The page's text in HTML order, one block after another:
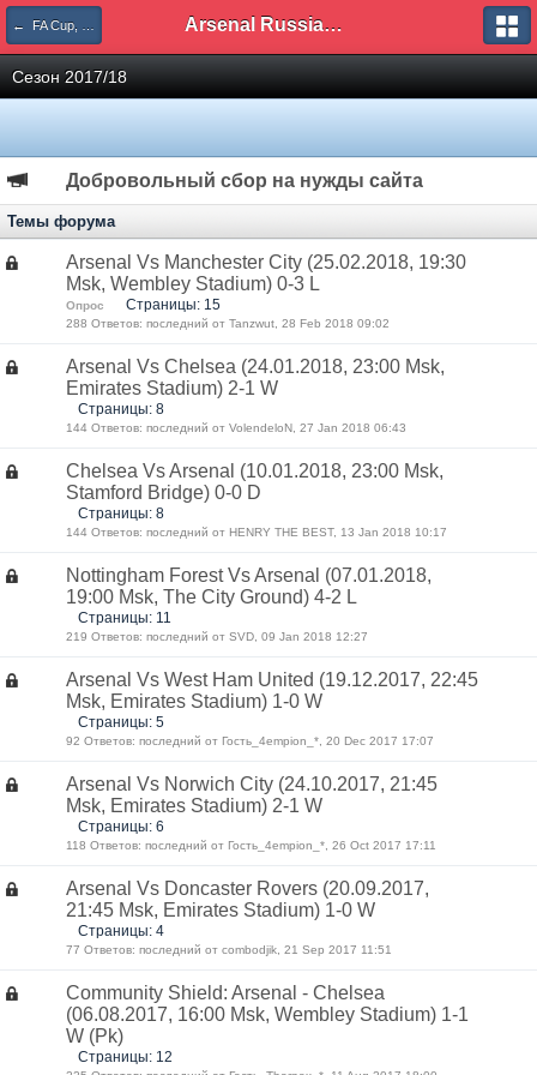
← FA Cup, Carling Cup Arsenal Russian Speaking Supporters Club
Сезон 2017/18
Добровольный сбор на нужды сайта
Темы форума
Arsenal Vs Manchester City (25.02.2018, 19:30
Msk, Wembley Stadium) 0-3 L
Опрос Страницы: 15
288 Ответов: последний от Tanzwut, 28 Feb 2018 09:02
Arsenal Vs Chelsea (24.01.2018, 23:00 Msk,
Emirates Stadium) 2-1 W
Страницы: 8
144 Ответов: последний от VolendeloN, 27 Jan 2018 06:43
Chelsea Vs Arsenal (10.01.2018, 23:00 Msk,
Stamford Bridge) 0-0 D
Страницы: 8
144 Ответов: последний от HENRY THE BEST, 13 Jan 2018 10:17
Nottingham Forest Vs Arsenal (07.01.2018,
19:00 Msk, The City Ground) 4-2 L
Страницы: 11
219 Ответов: последний от SVD, 09 Jan 2018 12:27
Arsenal Vs West Ham United (19.12.2017, 22:45
Msk, Emirates Stadium) 1-0 W
Страницы: 5
92 Ответов: последний от Гость_4empion_*, 20 Dec 2017 17:07
Arsenal Vs Norwich City (24.10.2017, 21:45
Msk, Emirates Stadium) 2-1 W
Страницы: 6
118 Ответов: последний от Гость_4empion_*, 26 Oct 2017 17:11
Arsenal Vs Doncaster Rovers (20.09.2017,
21:45 Msk, Emirates Stadium) 1-0 W
Страницы: 4
77 Ответов: последний от combodjik, 21 Sep 2017 11:51
Community Shield: Arsenal - Chelsea
(06.08.2017, 16:00 Msk, Wembley Stadium) 1-1
W (Pk)
Страницы: 12